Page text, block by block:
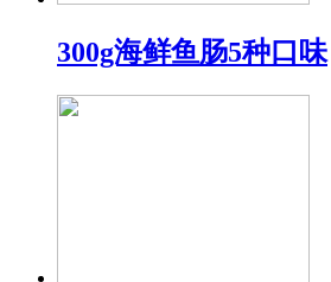
300g海鲜鱼肠5种口味